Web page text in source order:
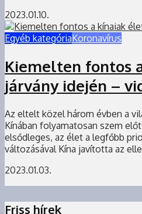
2023.01.10.
Egyéb kategóriaKoronavírus
Kiemelten fontos
járvány idején –
Az eltelt közel három évben a
Kínában folyamatosan szem
elsődleges, az élet a legfőbb
változásával Kína javította az
2023.01.03.
Friss hírek